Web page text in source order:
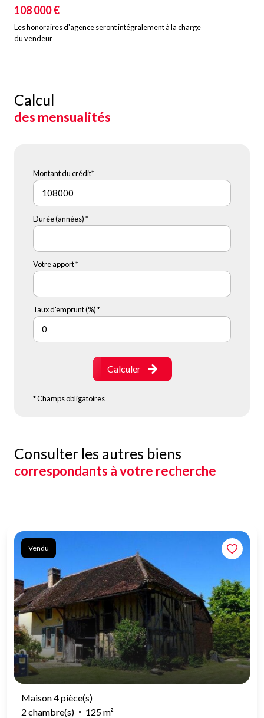
108 000 €
Les honoraires d'agence seront intégralement à la charge
du vendeur
Calcul
des mensualités
Montant du crédit*
Durée (années) *
Votre apport *
Taux d'emprunt (%) *
Calculer
* Champs obligatoires
Consulter les autres biens
correspondants à votre recherche
Vendu
Maison 4 pièce(s)
2 chambre(s)
125 m²